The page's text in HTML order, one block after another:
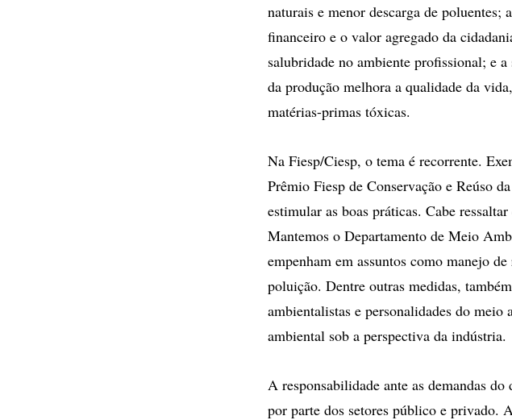
naturais e menor descarga de
financeiro e o valor agregado da
salubridade no ambiente profissional; e
da produção melhora a qualidade da
matérias-primas tóxicas.
Na Fiesp/Ciesp, o tema é recorrente.
Prêmio Fiesp de Conservação e Reúso
estimular as boas práticas. Cabe
Mantemos o Departamento de Meio
empenham em assuntos como manejo
poluição. Dentre outras medidas,
ambientalistas e personalidades do meio
ambiental sob a perspectiva da indústria.
A responsabilidade ante as demandas
por parte dos setores público e privado.